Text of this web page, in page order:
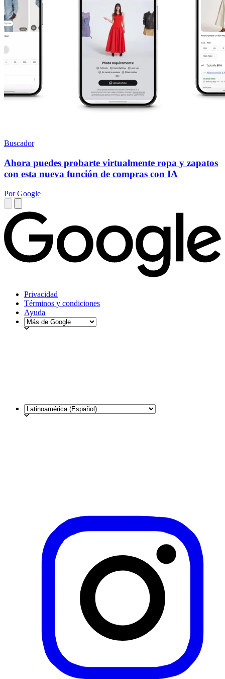
Buscador
Ahora puedes probarte virtualmente ropa y zapatos
con esta nueva función de compras con IA
Por Google
Privacidad
Términos y condiciones
Ayuda